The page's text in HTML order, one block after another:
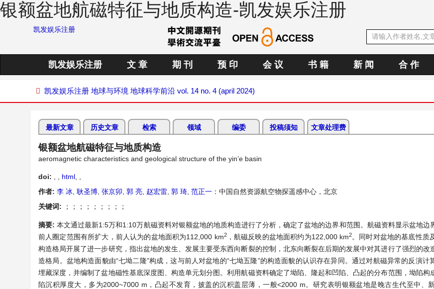
银额盆地航磁特征与地质构造-凯发娱乐注册
凯发娱乐注册
凯发娱乐注册 文 章 期 刊 预 印 会 议 书 籍 新 闻 合 作
凯发娱乐注册 地球与环境 地球科学前沿 vol. 14 no. 4 (april 2024)
最新文章 历史文章 检索 领域 编委 投稿须知 文章处理费
银额盆地航磁特征与地质构造
aeromagnetic characteristics and geological structure of the yin’e basin
doi: html
作者: 李 冰 耿圣博 张京卯 郭 亮 赵宏雷 郭 琦 范正一 ：中国自然资源航空物探遥感中心，北京
关键词:
；；；；；；；；；
摘要:本文通过最新1:5万和1:10万航磁资料对银额盆地的地质构造进行了分析，确定了盆地的边界和范围。航磁资料显示盆地边
前人圈定范围有所扩大，前人认为的盆地面积为112,000 km2，航磁反映的盆地面积约为122,000 km2。同时对盆地的基底性质
构造格局开展了进一步研究，指出盆地的发生、发展主要受东西向断裂的控制，北东向断裂在后期的发展中对其进行了强烈的改
造格局。盆地构造面貌由“七坳二隆”构成，这与前人对盆地的“七坳五隆”的构造面貌的认识存在异同。通过对航磁异常的反演计
埋藏深度，并编制了盆地磁性基底深度图、构造单元划分图。利用航磁资料确定了坳陷、隆起和凹陷、凸起的分布范围，坳陷构
陷沉积厚度大，多为2000~7000 m，凸起不发育，披盖的沉积盖层薄，一般<2000 m。研究表明银额盆地是晚古生代至中、